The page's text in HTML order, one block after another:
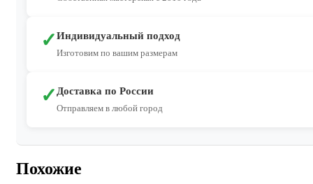
✓Индивидуальный подход
Изготовим по вашим размерам
✓Доставка по России
Отправляем в любой город
Похожие